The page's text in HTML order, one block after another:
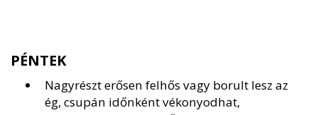
PÉNTEK
Nagyrészt erősen felhős vagy borult lesz az
ég, csupán időnként vékonyodhat,